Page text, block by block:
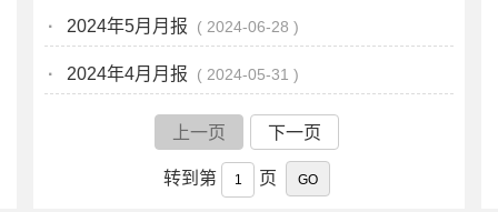
· 2024年5月月报 2024-06-28
· 2024年4月月报 2024-05-31
上一页 下一页
转到第 页